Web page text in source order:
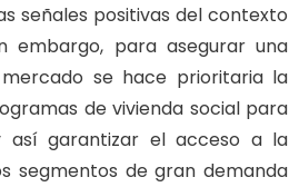
señales positivas del contexto
embargo, para asegurar una
se hace prioritaria la
de vivienda social para
así garantizar el acceso a la
segmentos de gran demanda